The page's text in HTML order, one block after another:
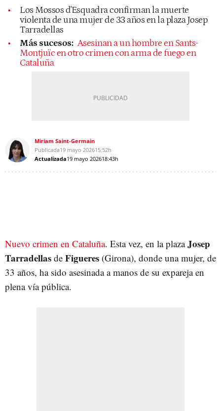
Los Mossos d'Esquadra confirman la muerte
violenta de una mujer de 33 años en la plaza Josep
Tarradellas
Más sucesos: Asesinan a un hombre en Sants-
Montjuïc en otro crimen con arma de fuego en
Cataluña
Miriam Saint-Germain
Publicada19 mayo 202615:52h
Actualizada19 mayo 202618:43h
Nuevo crimen en Cataluña. Esta vez, en la plazaJosep
Tarradellas de Figueres (Girona), donde una mujer, de
33 años, ha sido asesinada a manos de su expareja en
plena vía pública.